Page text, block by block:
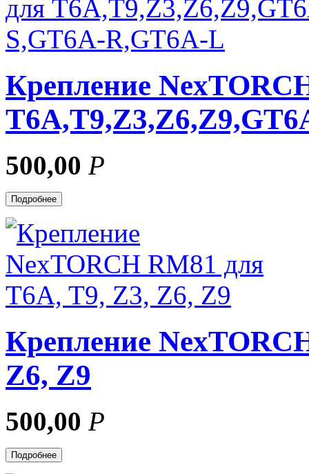
Крепление
500,00 Р
Подробнее
Крепление
Z6, Z9
500,00 Р
Подробнее